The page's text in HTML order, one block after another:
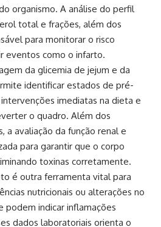
organismo. A análise do perfil
total e frações, além dos
para monitorar o risco
eventos como o infarto.
da glicemia de jejum e da
identificar estados de pré-
imediatas na dieta e
o quadro. Além dos
a avaliação da função renal e
para garantir que o corpo
toxinas corretamente.
é outra ferramenta vital para
nutricionais ou alterações no
podem indicar inflamações
dados laboratoriais orienta o